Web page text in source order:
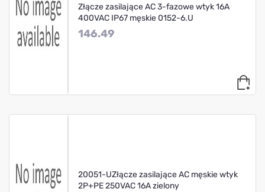
Złącze zasilające AC 3-fazowe wtyk 16A
400VAC IP67 męskie 0152-6.U
146.49
20051-UZłącze zasilające AC męskie wtyk
2P+PE 250VAC 16A zielony